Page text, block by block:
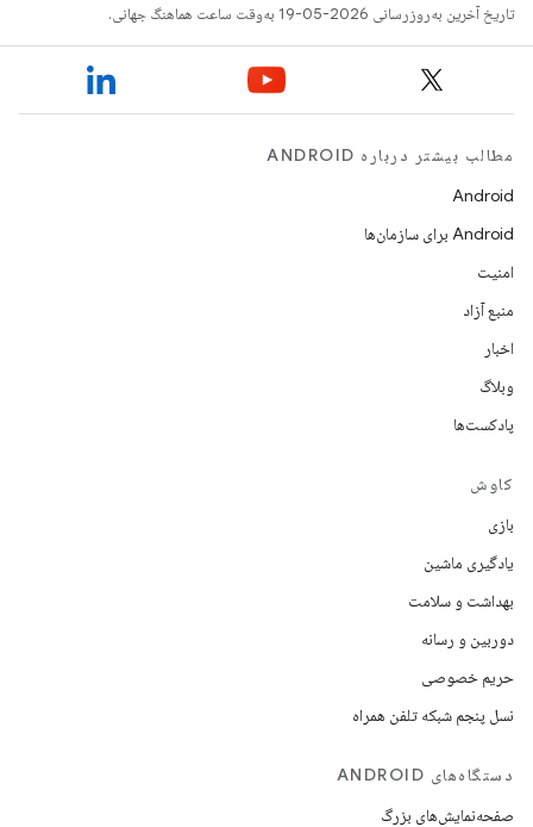
تاریخ آخرین به‌روزرسانی 2026-05-19 به‌وقت ساعت هماهنگ جهانی.
مطالب بیشتر درباره ANDROID
Android
Android برای سازمان‌ها
امنیت
منبع آزاد
اخبار
وبلاگ
پادکست‌ها
کاوش
بازی
یادگیری ماشین
بهداشت و سلامت
دوربین و رسانه
حریم خصوصی
نسل پنجم شبکه تلفن همراه
دستگاه‌های ANDROID
صفحه‌نمایش‌های بزرگ